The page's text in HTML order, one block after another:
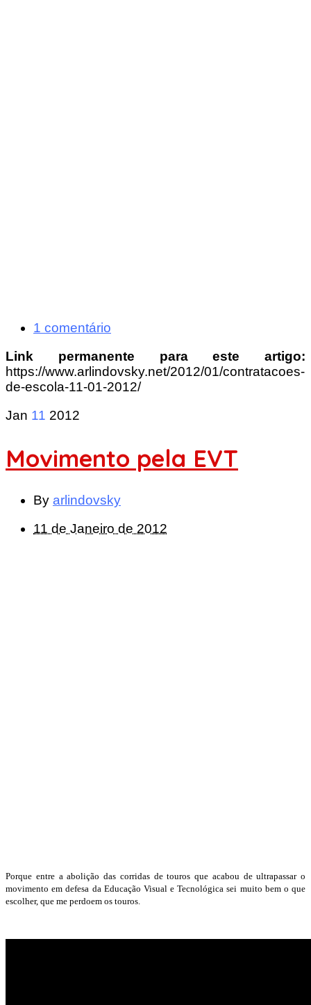
1 comentário
Link permanente para este artigo:
https://www.arlindovsky.net/2012/01/contratacoes-
de-escola-11-01-2012/
Jan 11 2012
Movimento pela EVT
By arlindovsky
11 de Janeiro de 2012
Porque entre a abolição das corridas de touros que acabou de ultrapassar o
movimento em defesa da Educação Visual e Tecnológica sei muito bem o que
escolher, que me perdoem os touros.